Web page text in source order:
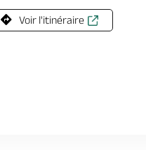
Voir l'itinéraire